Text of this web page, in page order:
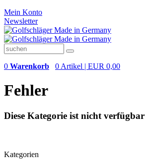
Mein Konto
Newsletter
0 Warenkorb 0 Artikel | EUR 0,00
Fehler
Diese Kategorie ist nicht verfügbar
Kategorien